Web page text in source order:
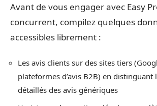
Avant de vous engager avec Easy
concurrent, compilez quelques
accessibles librement :
Les avis clients sur des sites tiers
plateformes d’avis B2B) en distinguant
détaillés des avis génériques